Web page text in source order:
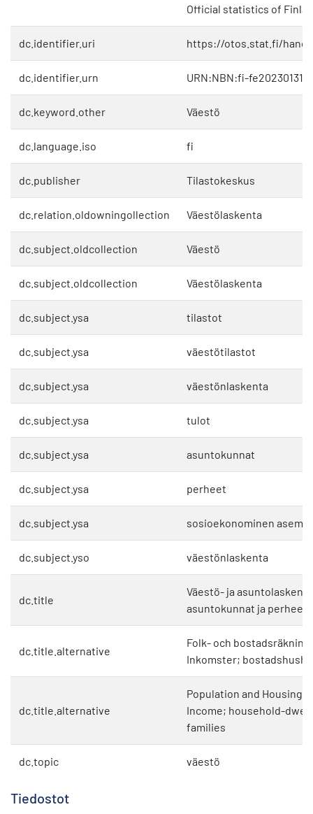
Official statistics of
dc.identifier.uri https://otos.stat.fi/
dc.identifier.urn URN:NBN:fi-
dc.keyword.other Väestö
dc.language.iso fi
dc.publisher Tilastokeskus
dc.relation.oldowningollection Väestölaskenta
dc.subject.oldcollection Väestö
dc.subject.oldcollection Väestölaskenta
dc.subject.ysa tilastot
dc.subject.ysa väestötilastot
dc.subject.ysa väestönlaskenta
dc.subject.ysa tulot
dc.subject.ysa asuntokunnat
dc.subject.ysa perheet
dc.subject.ysa sosioekonominen asema
dc.subject.yso väestönlaskenta
dc.title
Väestö- ja
asuntokunnat ja perheet
dc.title.alternative
Folk- och
Inkomster;
dc.title.alternative
Population and Housing
Income; household-
families
dc.topic väestö
Tiedostot